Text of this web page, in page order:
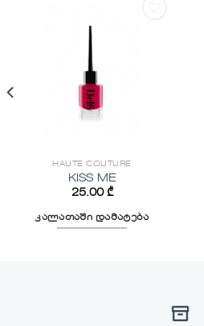
სურვილების
HAUTE COUTURE
KISS ME
25.00 ₾
კალათაში დამატება